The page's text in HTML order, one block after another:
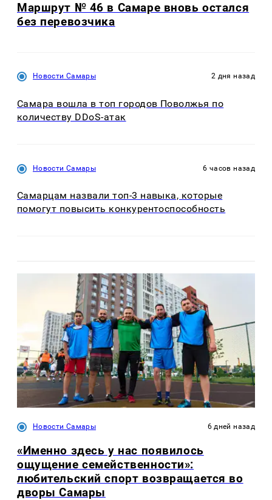
Маршрут № 46 в Самаре вновь остался
без перевозчика
Новости Самары 2 дня назад
Самара вошла в топ городов Поволжья по
количеству DDoS-атак
Новости Самары 6 часов назад
Самарцам назвали топ-3 навыка, которые
помогут повысить конкурентоспособность
Новости Самары 6 дней назад
«Именно здесь у нас появилось
ощущение семейственности»:
любительский спорт возвращается во
дворы Самары